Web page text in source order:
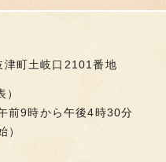
町土岐口2101番地
前9時から午後4時30分
）